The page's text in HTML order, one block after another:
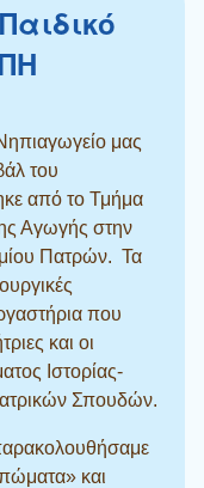
μας
του
από το Τμήμα
Αγωγής στην
Πατρών. Τα
που
και οι
Ιστορίας-
Σπουδών.
και